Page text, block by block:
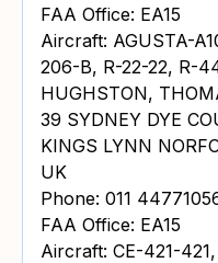
FAA Office: EA15
Aircraft: AGUSTA-
206-B, R-22-22, R-
HUGHSTON,
39 SYDNEY DYE
KINGS LYNN
UK
Phone: 011
FAA Office: EA15
Aircraft: CE-421-